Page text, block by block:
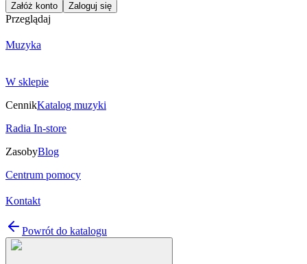
Załóż konto Zaloguj się
Przeglądaj
Muzyka
W sklepie
CennikKatalog muzyki
Radia In-store
ZasobyBlog
Centrum pomocy
Kontakt
Powrót do katalogu